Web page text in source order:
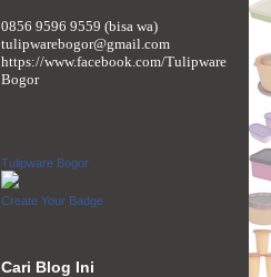
0856 9596 9559 (bisa wa)
tulipwarebogor@gmail.com
https://www.facebook.com/Tulipware
Bogor
Tulipware Bogor
Create Your Badge
Cari Blog Ini